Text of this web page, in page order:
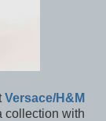
Versace/H&M
collection with